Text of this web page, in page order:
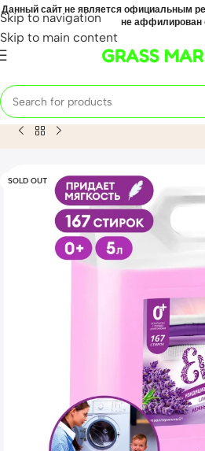
Skip to navigation
Skip to main content
Данный сайт не является официальным
не аффилирован
GRASS
Home Mahsulot Кондиционер
SOLD OUT